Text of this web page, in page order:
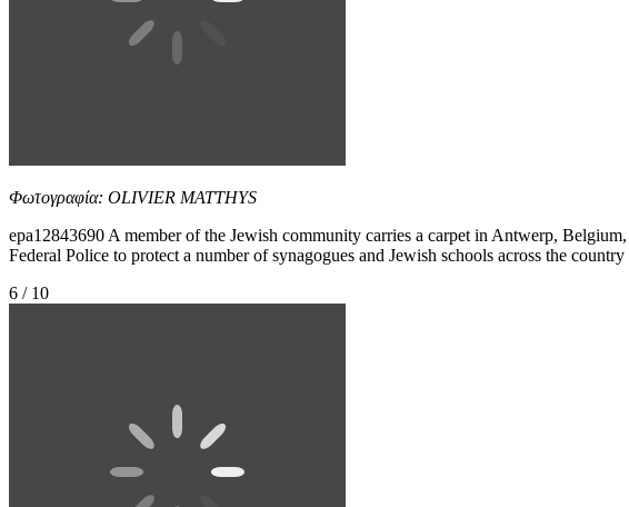
Φωτογραφία: OLIVIER MATTHYS
epa12843690 A member of the Jewish community carries a carpet in Antwerp,
Federal Police to protect a number of synagogues and Jewish schools across the
6 / 10